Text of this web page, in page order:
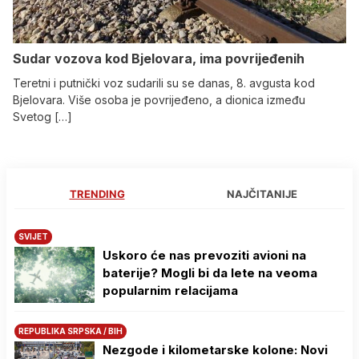
Sudar vozova kod Bjelovara, ima povrijeđenih
Teretni i putnički voz sudarili su se danas, 8. avgusta kod
Bjelovara. Više osoba je povrijeđeno, a dionica između
Svetog […]
TRENDING NAJČITANIJE
SVIJET
Uskoro će nas prevoziti avioni na
baterije? Mogli bi da lete na veoma
popularnim relacijama
REPUBLIKA SRPSKA / BIH
Nezgode i kilometarske kolone: Novi